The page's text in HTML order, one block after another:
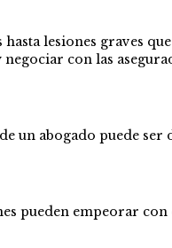
lesiones graves
con las
un abogado puede
pueden empeorar